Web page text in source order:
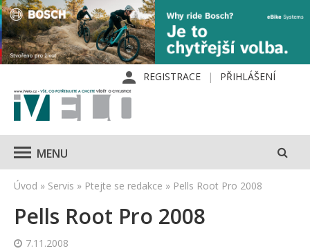
REGISTRACE PŘIHLÁŠENÍ
MENU
Úvod » Servis » Ptejte se redakce » Pells Root Pro 2008
Pells Root Pro 2008
7.11.2008